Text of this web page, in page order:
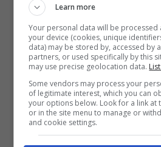
Ma tra i racconti più
quello legato al suo
più talentuosi ma
Venezia,Novellino si trovò
giovane Alvaro Recoba. Il
uruguaiano, pur essendo
era certo un amante delle
Learn more
Your personal data will be
your device (cookies, unique
data) may be stored by, accessed by
partners, or used specifically by this
may use precise geolocation data.
Some vendors may process your
of legitimate interest, which you can
your options below. Look for a link at
or in the site menu to manage or
and cookie settings.